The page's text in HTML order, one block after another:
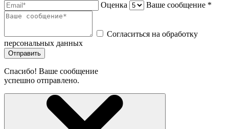
Оценка
Ваше сообщение *
Согласиться на обработку
персональных данных
Отправить
Спасибо! Ваше сообщение
успешно отправлено.